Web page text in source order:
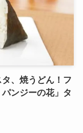
、焼うどん！フ
ンジーの花」タ